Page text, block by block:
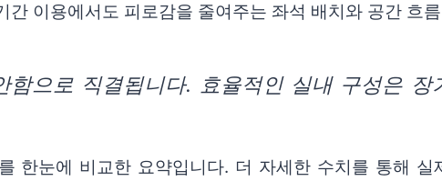
간 이용에서도 피로감을 줄여주는 좌석 배치와 공간 흐
으로 직결됩니다. 효율적인 실내 구성은 장
한눈에 비교한 요약입니다. 더 자세한 수치를 통해